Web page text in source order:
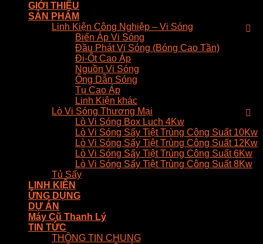
GIỚI THIỆU
SẢN PHẨM
Linh Kiện Công Nghiệp – Vi Sóng
Biến Áp Vi Sóng
Đầu Phát Vi Sóng (Bóng Cao Tần)
Đi-Ốt Cao Áp
Nguồn Vi Sóng
Ống Dẫn Sóng
Tụ Cao Áp
Linh Kiện khác
Lò Vi Sóng Thương Mại
Lò Vi Sóng Box Luch 4Kw
Lò Vi Sóng Sấy Tiệt Trùng Công Suất 10Kw
Lò Vi Sóng Sấy Tiệt Trùng Công Suất 12Kw
Lò Vi Sóng Sấy Tiệt Trùng Công Suất 6Kw
Lò Vi Sóng Sấy Tiệt Trùng Công Suất 8Kw
Tủ Sấy
LINH KIỆN
ỨNG DỤNG
DỰ ÁN
Máy Cũ Thanh Lý
TIN TỨC
THÔNG TIN CHUNG